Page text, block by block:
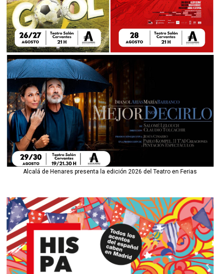
Alcalá de Henares presenta la edición 2026 del Teatro en Ferias